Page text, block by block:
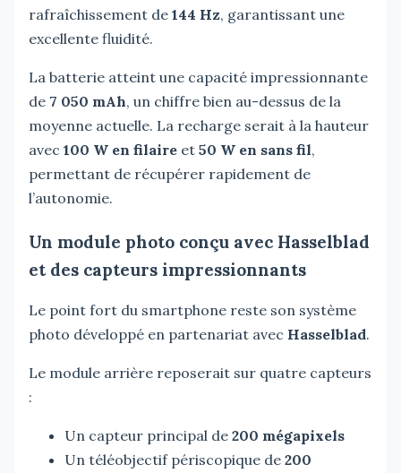
rafraîchissement de 144 Hz, garantissant une
excellente fluidité.
La batterie atteint une capacité impressionnante
de 7 050 mAh, un chiffre bien au-dessus de la
moyenne actuelle. La recharge serait à la hauteur
avec 100 W en filaire et 50 W en sans fil,
permettant de récupérer rapidement de
l’autonomie.
Un module photo conçu avec Hasselblad
et des capteurs impressionnants
Le point fort du smartphone reste son système
photo développé en partenariat avec Hasselblad.
Le module arrière reposerait sur quatre capteurs
:
Un capteur principal de 200 mégapixels
Un téléobjectif périscopique de 200